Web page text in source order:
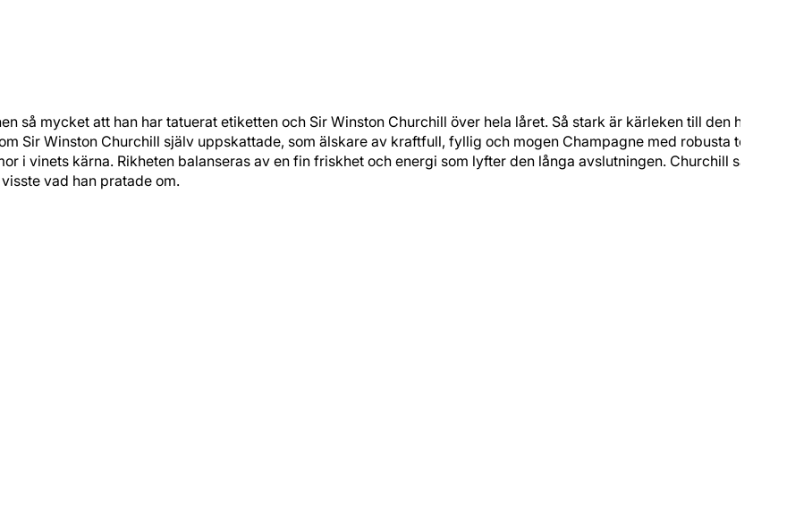
så mycket att han har tatuerat etiketten och Sir Winston Churchill över hela låret. Så stark är kärleken till den här
Sir Winston Churchill själv uppskattade, som älskare av kraftfull, fyllig och mogen Champagne med robusta toner
i vinets kärna. Rikheten balanseras av en fin friskhet och energi som lyfter den långa avslutningen. Churchill sägs ha
vad han pratade om.